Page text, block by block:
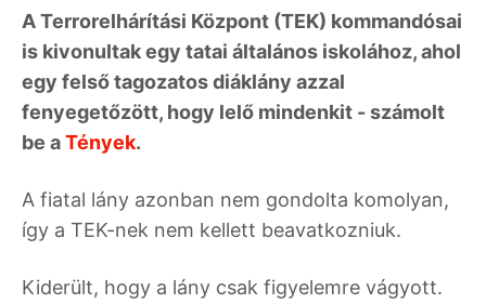
A Terrorelhárítási Központ (TEK) kommandósai
is kivonultak egy tatai általános iskolához, ahol
egy felső tagozatos diáklány azzal
fenyegetőzött, hogy lelő mindenkit - számolt
be aTények.
A fiatal lány azonban nem gondolta komolyan,
így a TEK-nek nem kellett beavatkozniuk.
Kiderült, hogy a lány csak figyelemre vágyott.